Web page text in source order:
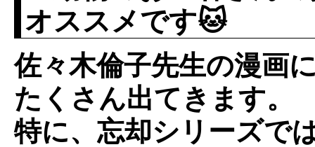
オススメです🐱
佐々木倫子先生の漫画
たくさん出てきます。
特に、忘却シリーズで